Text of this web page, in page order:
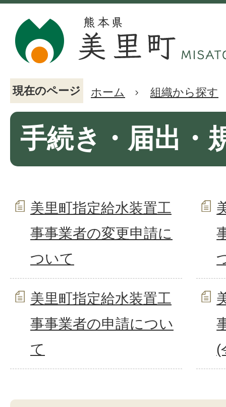
現在のページ ホーム 組織から探す
手続き・届出・
美里町指定給水装置工
事事業者の変更申請に
ついて
美里町指定給水装置工
事事業者の申請につい
て
(